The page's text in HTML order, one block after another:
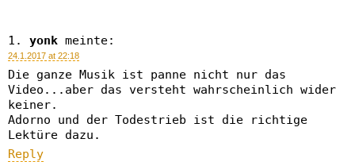
yonk meinte:
24.1.2017 at 22:18
Die ganze Musik ist panne nicht nur das
Video...aber das versteht wahrscheinlich wider
keiner.
Adorno und der Todestrieb ist die richtige
Lektüre dazu.
Reply